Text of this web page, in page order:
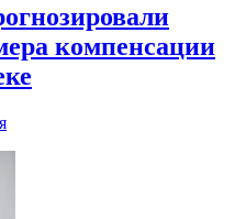
компенсации